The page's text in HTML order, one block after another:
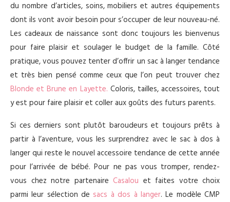
du nombre d’articles, soins, mobiliers et autres équipements
dont ils vont avoir besoin pour s’occuper de leur nouveau-né.
Les cadeaux de naissance sont donc toujours les bienvenus
pour faire plaisir et soulager le budget de la famille. Côté
pratique, vous pouvez tenter d’offrir un sac à langer tendance
et très bien pensé comme ceux que l’on peut trouver chez
Blonde et Brune en Layette. Coloris, tailles, accessoires, tout
y est pour faire plaisir et coller aux goûts des futurs parents.
Si ces derniers sont plutôt baroudeurs et toujours prêts à
partir à l’aventure, vous les surprendrez avec le sac à dos à
langer qui reste le nouvel accessoire tendance de cette année
pour l’arrivée de bébé. Pour ne pas vous tromper, rendez-
vous chez notre partenaire Casalou et faites votre choix
parmi leur sélection de sacs à dos à langer. Le modèle CMP